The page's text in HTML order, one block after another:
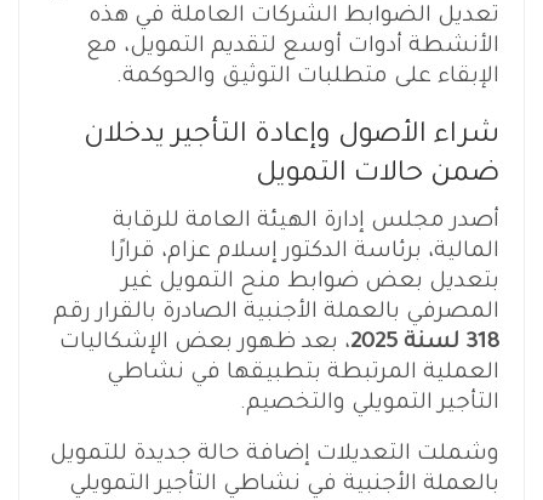
تعديل الضوابط الشركات العاملة في هذه
الأنشطة أدوات أوسع لتقديم التمويل، مع
الإبقاء على متطلبات التوثيق والحوكمة.
شراء الأصول وإعادة التأجير يدخلان
ضمن حالات التمويل
أصدر مجلس إدارة الهيئة العامة للرقابة
المالية، برئاسة الدكتور إسلام عزام، قرارًا
بتعديل بعض ضوابط منح التمويل غير
المصرفي بالعملة الأجنبية الصادرة بالقرار رقم
318 لسنة 2025
، بعد ظهور بعض الإشكاليات
العملية المرتبطة بتطبيقها في نشاطي
التأجير التمويلي والتخصيم.
وشملت التعديلات إضافة حالة جديدة للتمويل
بالعملة الأجنبية في نشاطي التأجير التمويلي